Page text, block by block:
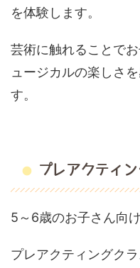
を体験します。
芸術に触れることで
ュージカルの楽しさ
す。
プレアクティ
5～6歳のお子さん向
プレアクティングク